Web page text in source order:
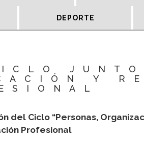
DEPORTE
Y
Ciclo “Personas,
Profesional